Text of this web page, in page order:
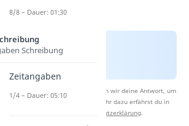
Nach Beantwortung speichern wir deine Antwort, um
Studyflix zu verbessern. Mehr dazu erfährst du in
Datenschutzerklärung.
8/8 – Dauer: 01:30
Schreibung
Zeitangaben
1/4 – Dauer: 05:10